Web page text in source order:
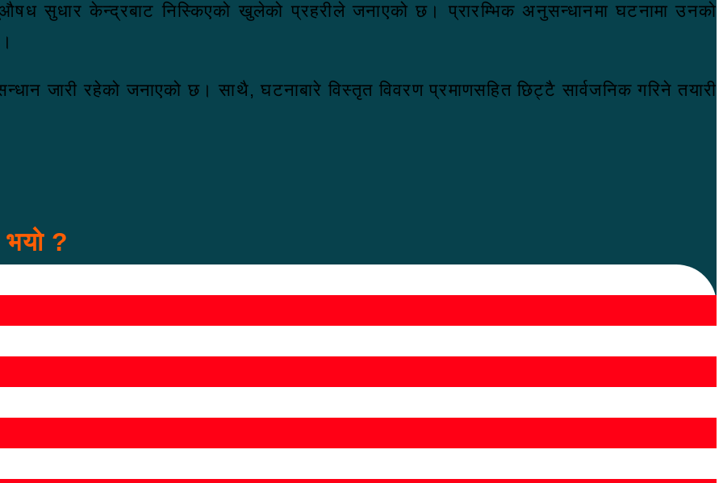
सुधार केन्द्रबाट निस्किएको खुलेको प्रहरीले जनाएको छ। प्रारम्भिक अनुसन्धानमा घटनामा उनको
जारी रहेको जनाएको छ। साथै, घटनाबारे विस्तृत विवरण प्रमाणसहित छिट्टै सार्वजनिक गरिने तयारी
?